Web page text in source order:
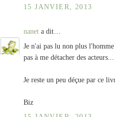
15 JANVIER, 2013
nanet a dit…
Je n'ai pas lu non plus
pas à me détacher des
Je reste un peu déçue par ce
Biz